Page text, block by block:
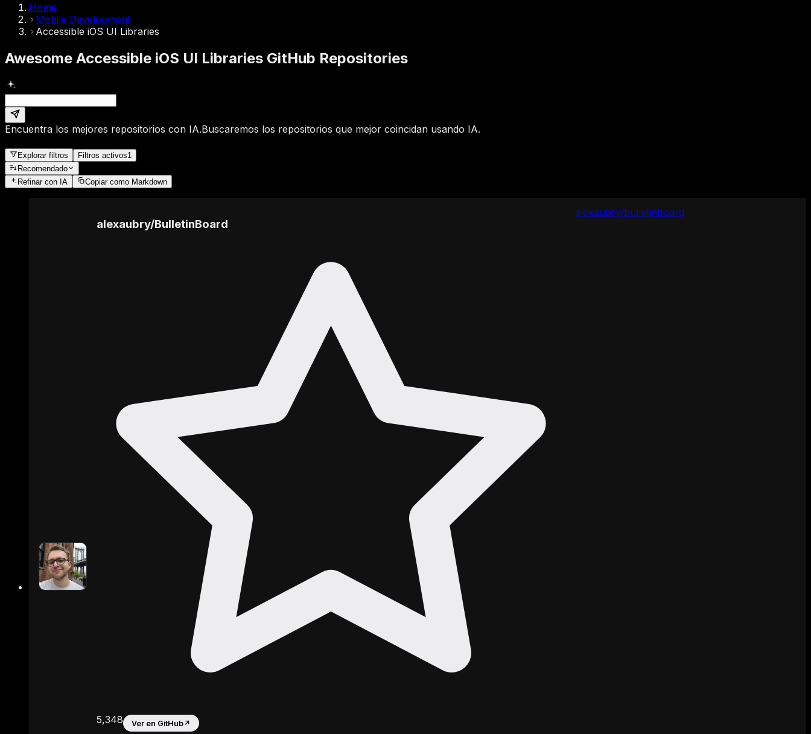
Home
Mobile Development
Accessible iOS UI Libraries
Awesome Accessible iOS UI Libraries GitHub Repositories
Encuentra los mejores repositorios con IA.Buscaremos los repositorios que mejor coincidan usando IA.
Explorar filtros Filtros activos1
Recomendado
Refinarcon IA Copiar como Markdown
alexaubry/bulletinboard
alexaubry/BulletinBoard
5,348 Ver en GitHub↗